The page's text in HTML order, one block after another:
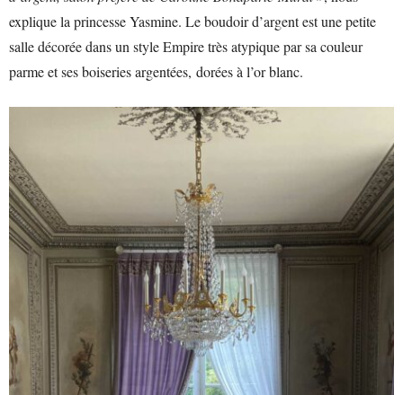
explique la princesse Yasmine. Le boudoir d’argent est une petite
salle décorée dans un style Empire très atypique par sa couleur
parme et ses boiseries argentées, dorées à l’or blanc.